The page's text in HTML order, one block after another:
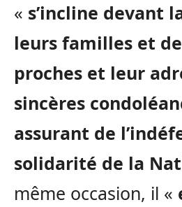
« s’incline devant
leurs familles et
proches et leur
sincères
assurant de
solidarité de la
même occasion, il «